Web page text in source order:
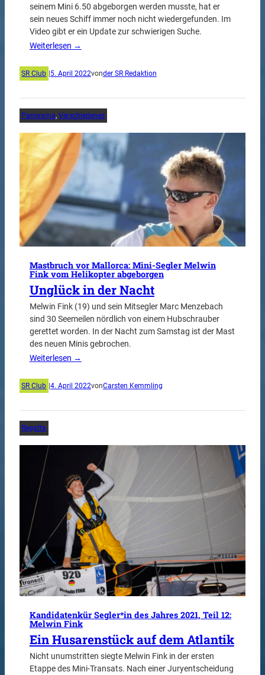
seinem Mini 6.50 abgeborgen werden musste, hat er
sein neues Schiff immer noch nicht wiedergefunden. Im
Video gibt er ein Update zur schwierigen Suche.
Weiterlesen →
SR Club 5. April 2022vonder SR Redaktion
Panorama, Verschiedenes
Mastbruch vor Mallorca: Mini-Segler Melwin
Fink vom Helikopter abgeborgen
Unglück in der Nacht
Melwin Fink (19) und sein Mitsegler Marc Menzebach
sind 30 Seemeilen nördlich von einem Hubschrauber
gerettet worden. In der Nacht zum Samstag ist der Mast
des neuen Minis gebrochen.
Weiterlesen →
SR Club 4. April 2022vonCarsten Kemmling
Regatta
Kandidatenkür Segler*in des Jahres 2021, Teil 12:
Melwin Fink
Ein Husarenstück auf dem Atlantik
Nicht unumstritten siegte Melwin Fink in der ersten
Etappe des Mini-Transats. Nach einer Juryentscheidung